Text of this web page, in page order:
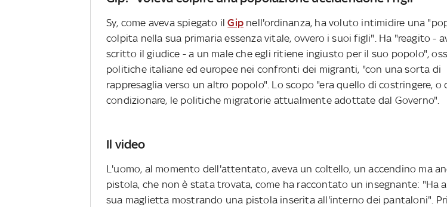
Sy, come aveva spiegato ilGip nell'ordinanza, ha voluto intimidire una
colpita nella sua primaria essenza vitale, ovvero i suoi figli". Ha "reagito -
scritto il giudice - a un male che egli ritiene ingiusto per il suo popolo",
politiche italiane ed europee nei confronti dei migranti, "con una sorta di
rappresaglia verso un altro popolo". Lo scopo "era quello di costringere, o
condizionare, le politiche migratorie attualmente adottate dal Governo".
Il video
L'uomo, al momento dell'attentato, aveva un coltello, un accendino ma
pistola, che non è stata trovata, come ha raccontato un insegnante: "Ha
sua maglietta mostrando una pistola inserita all'interno dei pantaloni".